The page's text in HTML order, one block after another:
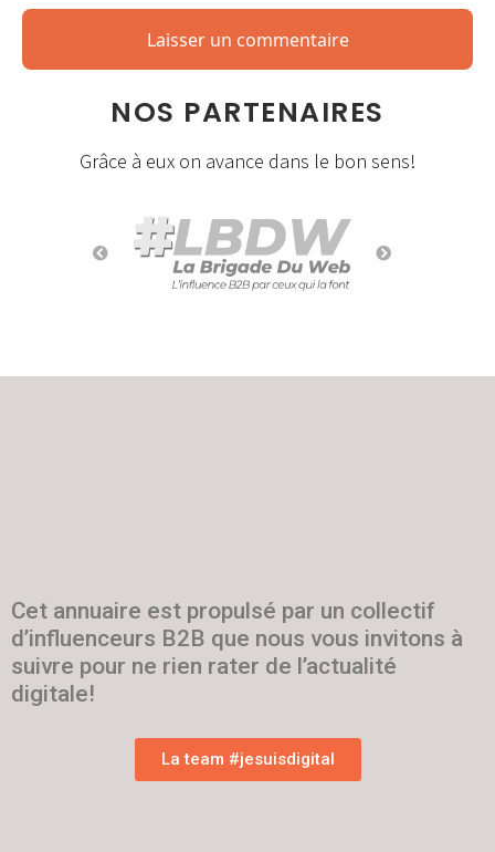
NOS PARTENAIRES
Grâce à eux on avance dans le bon sens!
Cet annuaire est propulsé par un collectif
d’influenceurs B2B que nous vous invitons à
suivre pour ne rien rater de l’actualité
digitale!
La team #jesuisdigital